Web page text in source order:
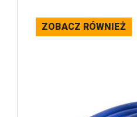
ZOBACZ RÓWNIEŻ